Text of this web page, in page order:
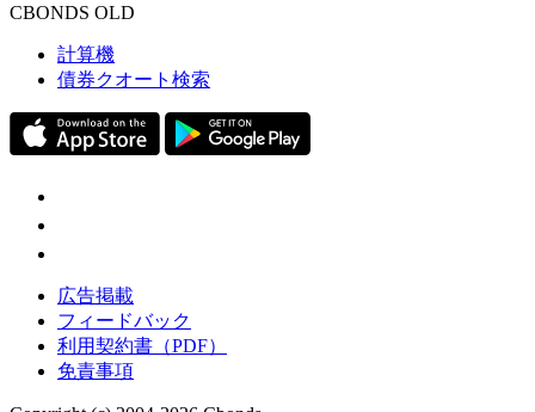
CBONDS OLD
計算機
債券クオート検索
広告掲載
フィードバック
利用契約書（PDF）
免責事項